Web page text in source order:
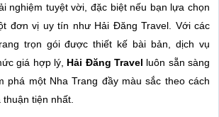
nghiệm tuyệt vời, đặc biệt nếu bạn lựa chọn
đơn vị uy tín như Hải Đăng Travel. Với các
trọn gói được thiết kế bài bản, dịch vụ
giá hợp lý, Hải Đăng Travel luôn sẵn sàng
phá một Nha Trang đầy màu sắc theo cách
tiện nhất.